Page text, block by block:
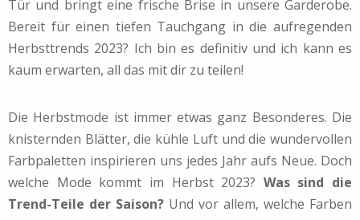
Tür und bringt eine frische Brise in unsere Garderobe.
Bereit für einen tiefen Tauchgang in die aufregenden
Herbsttrends 2023? Ich bin es definitiv und ich kann es
kaum erwarten, all das mit dir zu teilen!
Die Herbstmode ist immer etwas ganz Besonderes. Die
knisternden Blätter, die kühle Luft und die wundervollen
Farbpaletten inspirieren uns jedes Jahr aufs Neue. Doch
welche Mode kommt im Herbst 2023? Was sind die
Trend-Teile der Saison? Und vor allem, welche Farben